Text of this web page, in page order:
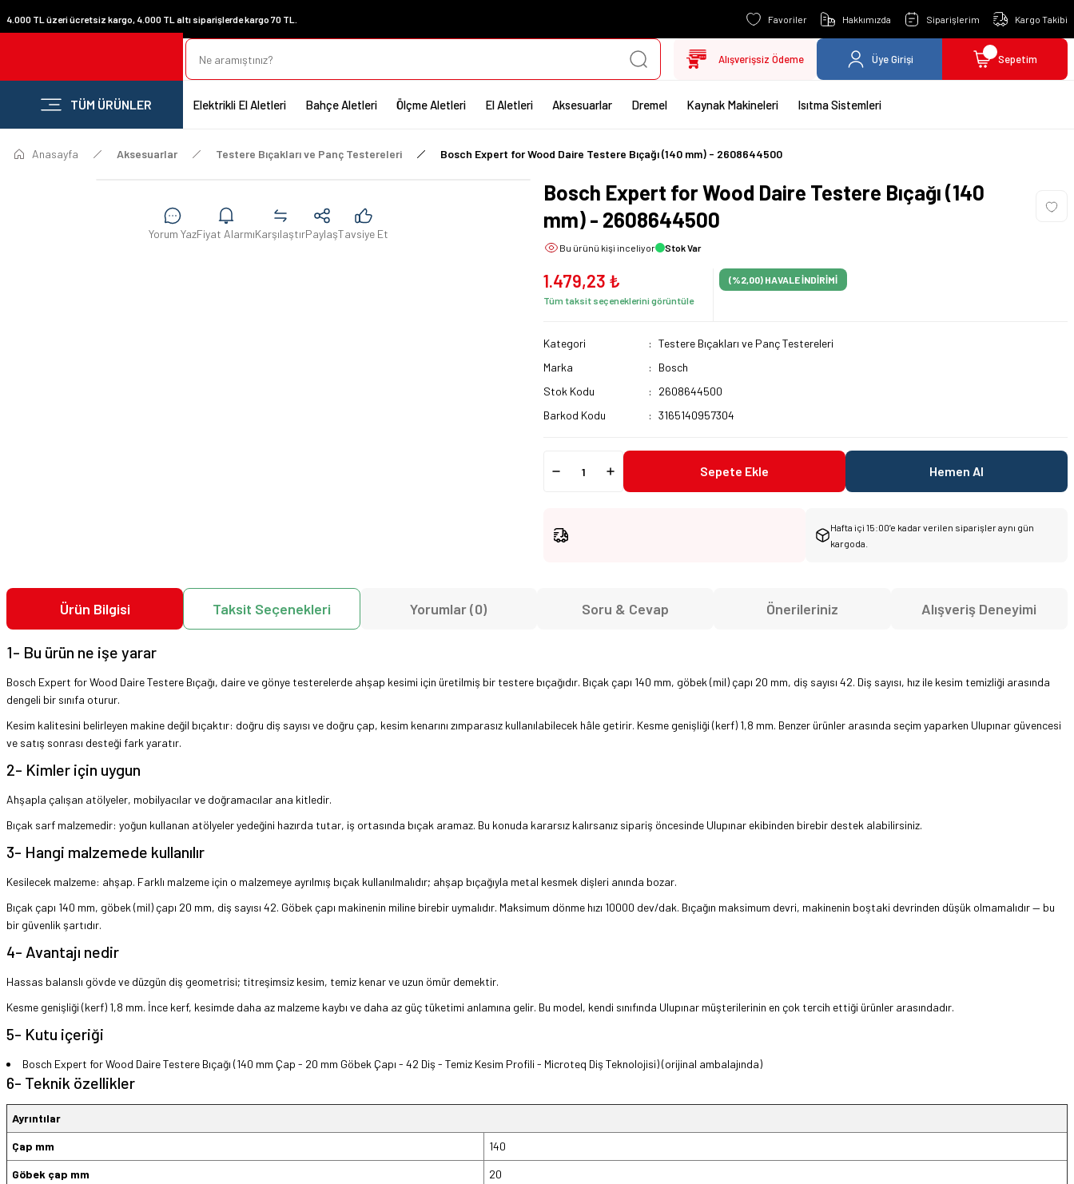
4.000 TL üzeri ücretsiz kargo, 4.000 TL altı siparişlerde kargo 70 TL. Favoriler Hakkımızda Siparişlerim Kargo Takibi
Alışverişsiz Ödeme Üye Girişi Sepetim
TÜM ÜRÜNLER Elektrikli El Aletleri Bahçe Aletleri Ölçme Aletleri El Aletleri Aksesuarlar Dremel Kaynak Makineleri Isıtma Sistemleri
Anasayfa Aksesuarlar Testere Bıçakları ve Panç Testereleri Bosch Expert for Wood Daire Testere Bıçağı (140 mm) - 2608644500
Yorum YazFiyat AlarmıKarşılaştırPaylaşTavsiye Et
Bosch Expert for Wood Daire Testere Bıçağı (140
mm) - 2608644500
Bu ürünü kişi inceliyor Stok Var
1.479,23 ₺
Tüm taksit seçeneklerini görüntüle
(%2,00) HAVALE İNDİRİMİ
Kategori
Testere Bıçakları ve Panç Testereleri
Marka
Bosch
Stok Kodu
2608644500
Barkod Kodu
3165140957304
Sepete Ekle Hemen Al
Hafta içi 15:00’e kadar verilen siparişler aynı gün
kargoda.
Ürün Bilgisi Taksit Seçenekleri Yorumlar (0) Soru & Cevap Önerileriniz Alışveriş Deneyimi
1- Bu ürün ne işe yarar
Bosch Expert for Wood Daire Testere Bıçağı, daire ve gönye testerelerde ahşap kesimi için üretilmiş bir testere bıçağıdır. Bıçak çapı 140 mm, göbek (mil) çapı 20 mm, diş sayısı 42. Diş sayısı, hız ile kesim temizliği arasında
dengeli bir sınıfa oturur.
Kesim kalitesini belirleyen makine değil bıçaktır: doğru diş sayısı ve doğru çap, kesim kenarını zımparasız kullanılabilecek hâle getirir. Kesme genişliği (kerf) 1,8 mm. Benzer ürünler arasında seçim yaparken Ulupınar güvencesi
ve satış sonrası desteği fark yaratır.
2- Kimler için uygun
Ahşapla çalışan atölyeler, mobilyacılar ve doğramacılar ana kitledir.
Bıçak sarf malzemedir: yoğun kullanan atölyeler yedeğini hazırda tutar, iş ortasında bıçak aramaz. Bu konuda kararsız kalırsanız sipariş öncesinde Ulupınar ekibinden birebir destek alabilirsiniz.
3- Hangi malzemede kullanılır
Kesilecek malzeme: ahşap. Farklı malzeme için o malzemeye ayrılmış bıçak kullanılmalıdır; ahşap bıçağıyla metal kesmek dişleri anında bozar.
Bıçak çapı 140 mm, göbek (mil) çapı 20 mm, diş sayısı 42. Göbek çapı makinenin miline birebir uymalıdır. Maksimum dönme hızı 10000 dev/dak. Bıçağın maksimum devri, makinenin boştaki devrinden düşük olmamalıdır — bu
bir güvenlik şartıdır.
4- Avantajı nedir
Hassas balanslı gövde ve düzgün diş geometrisi; titreşimsiz kesim, temiz kenar ve uzun ömür demektir.
Kesme genişliği (kerf) 1,8 mm. İnce kerf, kesimde daha az malzeme kaybı ve daha az güç tüketimi anlamına gelir. Bu model, kendi sınıfında Ulupınar müşterilerinin en çok tercih ettiği ürünler arasındadır.
5- Kutu içeriği
Bosch Expert for Wood Daire Testere Bıçağı (140 mm Çap - 20 mm Göbek Çapı - 42 Diş - Temiz Kesim Profili - Microteq Diş Teknolojisi) (orijinal ambalajında)
6- Teknik özellikler
Ayrıntılar
Çap mm 140
Göbek çap mm 20